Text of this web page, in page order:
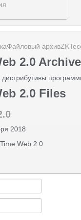
Файловый архив
2.0 Archive
2.0 Files
2018
Web 2.0